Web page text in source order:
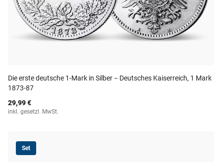
Die erste deutsche 1-Mark in Silber − Deutsches Kaiserreich, 1 Mark
1873-87
29,99 €
inkl. gesetzl. MwSt.
Set